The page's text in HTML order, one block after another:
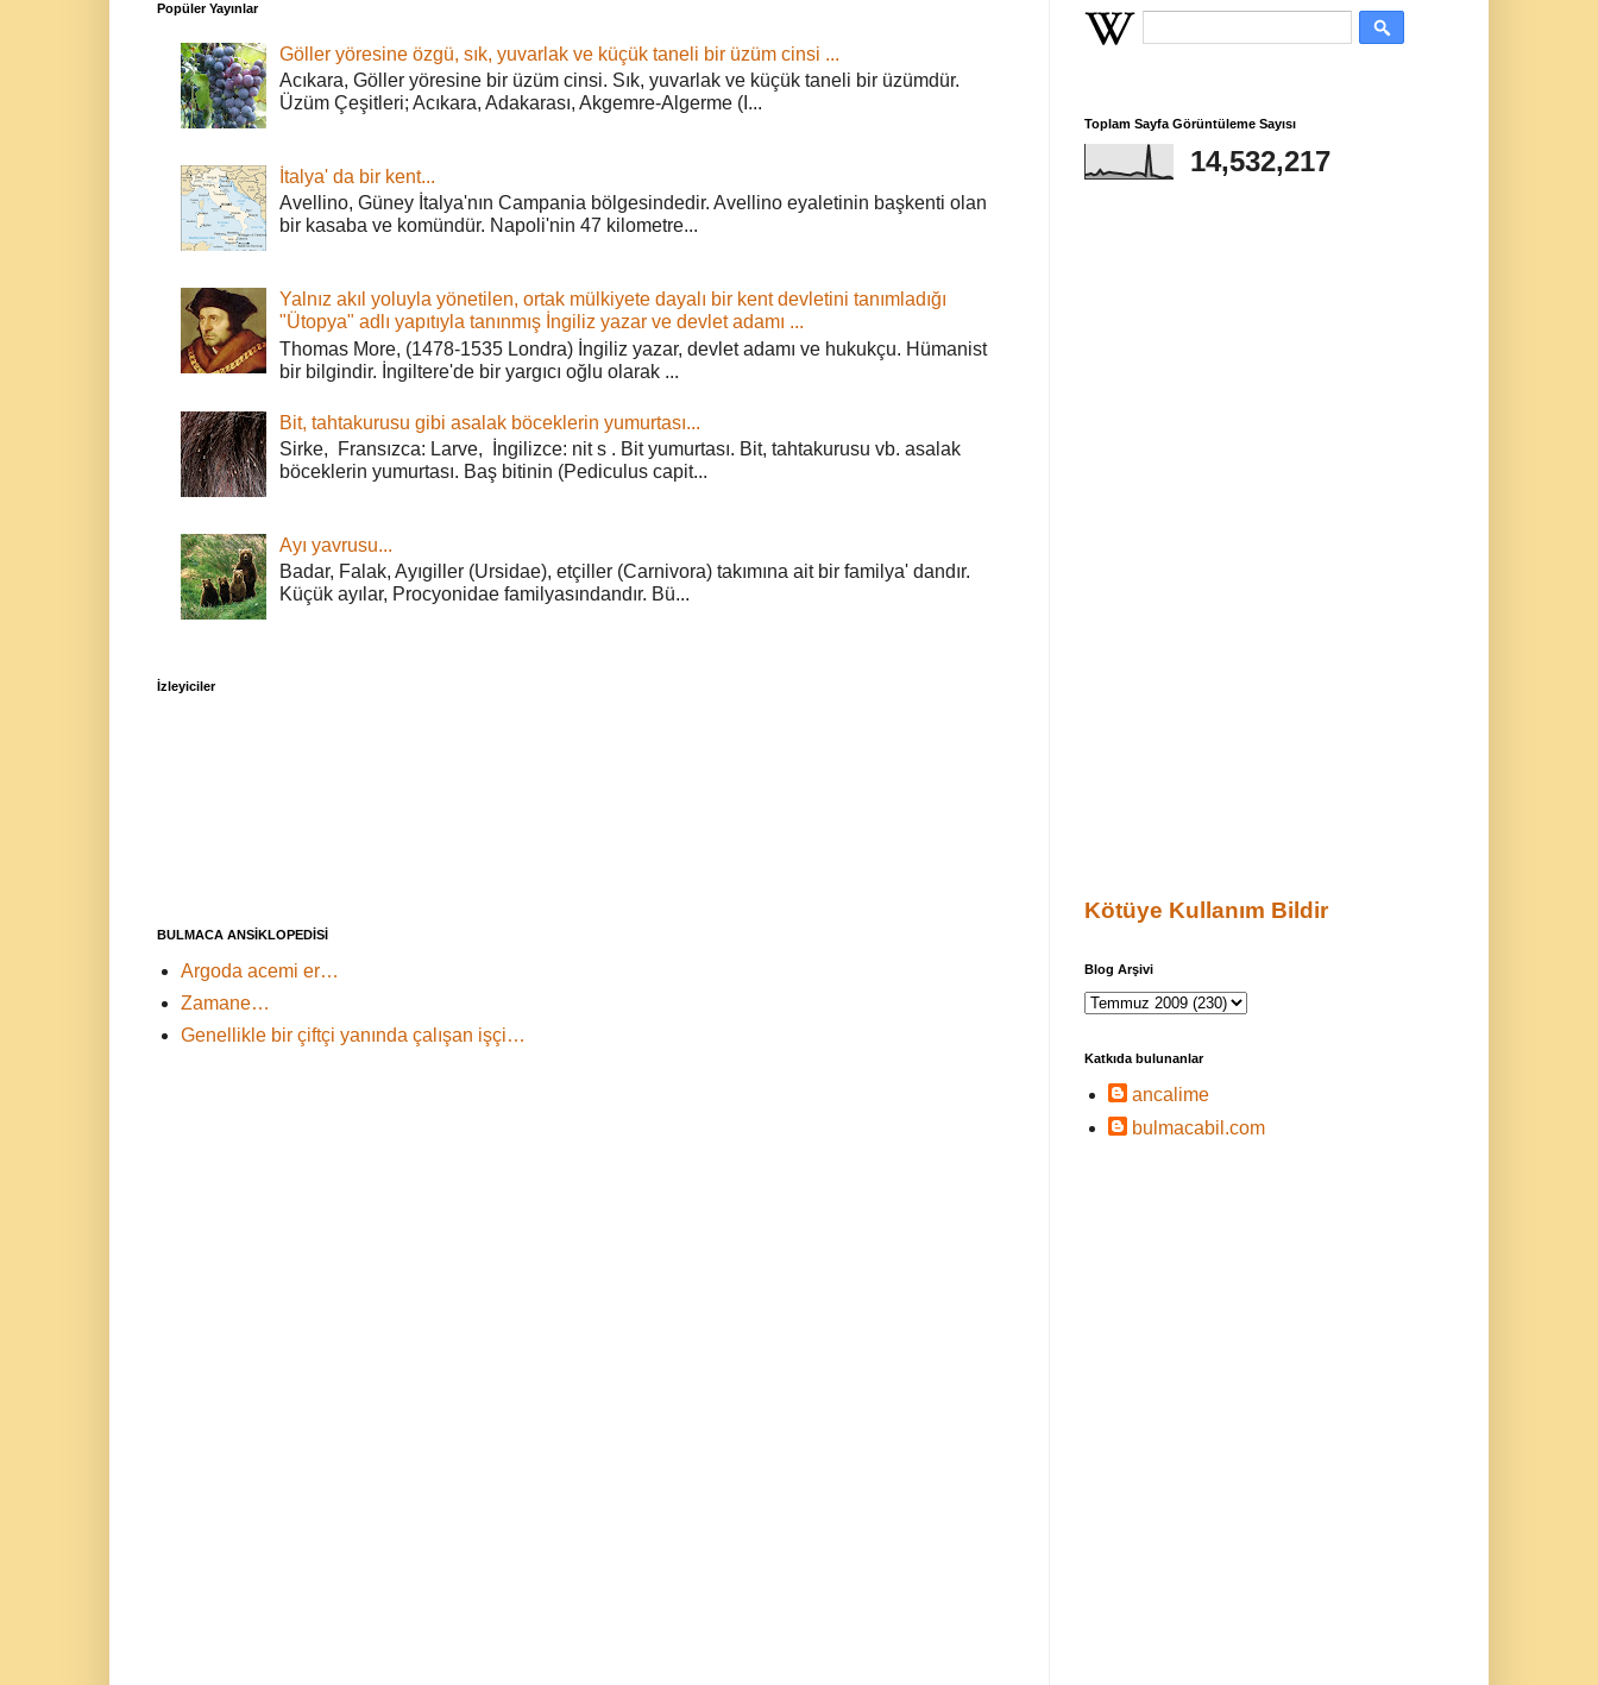
Popüler Yayınlar
Göller yöresine özgü, sık, yuvarlak ve küçük taneli bir üzüm cinsi ...
Acıkara, Göller yöresine bir üzüm cinsi. Sık, yuvarlak ve küçük taneli bir üzümdür.
Üzüm Çeşitleri; Acıkara, Adakarası, Akgemre-Algerme (I...
İtalya' da bir kent...
Avellino, Güney İtalya'nın Campania bölgesindedir. Avellino eyaletinin başkenti olan
bir kasaba ve komündür. Napoli'nin 47 kilometre...
Yalnız akıl yoluyla yönetilen, ortak mülkiyete dayalı bir kent devletini tanımladığı
"Ütopya" adlı yapıtıyla tanınmış İngiliz yazar ve devlet adamı ...
Thomas More, (1478-1535 Londra) İngiliz yazar, devlet adamı ve hukukçu. Hümanist
bir bilgindir. İngiltere'de bir yargıcı oğlu olarak ...
Bit, tahtakurusu gibi asalak böceklerin yumurtası...
Sirke, Fransızca: Larve, İngilizce: nit s . Bit yumurtası. Bit, tahtakurusu vb. asalak
böceklerin yumurtası. Baş bitinin (Pediculus capit...
Ayı yavrusu...
Badar, Falak, Ayıgiller (Ursidae), etçiller (Carnivora) takımına ait bir familya' dandır.
Küçük ayılar, Procyonidae familyasındandır. Bü...
İzleyiciler
BULMACA ANSİKLOPEDİSİ
Argoda acemi er…
Zamane…
Genellikle bir çiftçi yanında çalışan işçi…
Toplam Sayfa Görüntüleme Sayısı
14,532,217
Kötüye Kullanım Bildir
Blog Arşivi
Katkıda bulunanlar
ancalime
bulmacabil.com